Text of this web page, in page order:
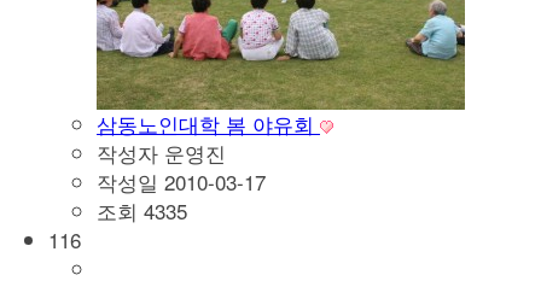
삼동노인대학 봄 야유회
작성자 운영진
작성일 2010-03-17
조회 4335
116